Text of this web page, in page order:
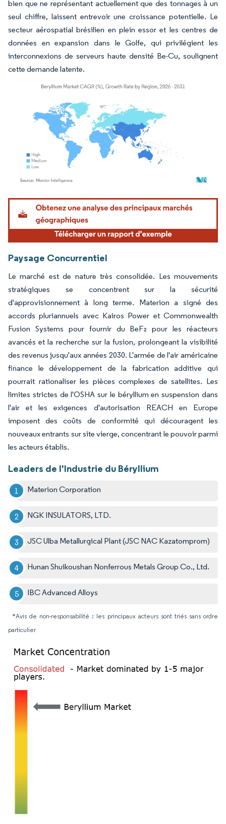
bien que ne représentant actuellement que des tonnages à un
seul chiffre, laissent entrevoir une croissance potentielle. Le
secteur aérospatial brésilien en plein essor et les centres de
données en expansion dans le Golfe, qui privilégient les
interconnexions de serveurs haute densité Be-Cu, soulignent
cette demande latente.
Image © Mordor Intelligence. La réutilisation nécessite une attribution sous CC BY
Paysage Concurrentiel
Le marché est de nature très consolidée. Les mouvements
stratégiques se concentrent sur la sécurité
d'approvisionnement à long terme. Materion a signé des
accords pluriannuels avec Kairos Power et Commonwealth
Fusion Systems pour fournir du BeF₂ pour les réacteurs
avancés et la recherche sur la fusion, prolongeant la visibilité
des revenus jusqu'aux années 2030. L'armée de l'air américaine
finance le développement de la fabrication additive qui
pourrait rationaliser les pièces complexes de satellites. Les
limites strictes de l'OSHA sur le béryllium en suspension dans
l'air et les exigences d'autorisation REACH en Europe
imposent des coûts de conformité qui découragent les
nouveaux entrants sur site vierge, concentrant le pouvoir parmi
les acteurs établis.
Leaders de l'Industrie du Béryllium
Materion Corporation
NGK INSULATORS, LTD.
JSC Ulba Metallurgical Plant (JSC NAC Kazatomprom)
Hunan Shuikoushan Nonferrous Metals Group Co., Ltd.
IBC Advanced Alloys
*Avis de non-responsabilité : les principaux acteurs sont triés sans ordre
particulier